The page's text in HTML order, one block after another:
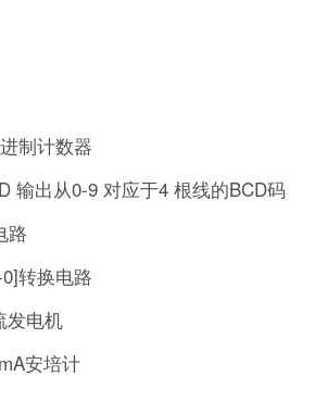
制计数器
输出从0-9 对应于4 根线的BCD码
路
转换电路
发电机
安培计